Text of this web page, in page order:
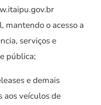
mantendo o acesso a
serviços e
pública;
e demais
aos veículos de